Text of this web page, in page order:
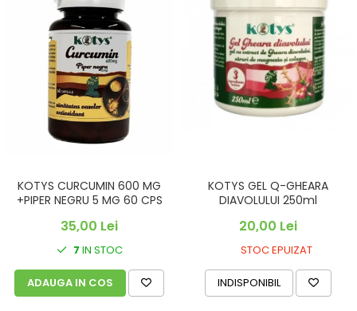
KOTYS CURCUMIN 600 MG
+PIPER NEGRU 5 MG 60 CPS
35,00 Lei
7 IN STOC
ADAUGA IN COS
KOTYS GEL Q-GHEARA
DIAVOLULUI 250ml
20,00 Lei
STOC EPUIZAT
INDISPONIBIL